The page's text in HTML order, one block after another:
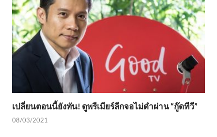
เปลี่ยนตอนนี้ยังทัน! ดูพรีเมียร์ลีกจอไม่ดำผ่าน “กู๊ดทีวี”
08/03/2021